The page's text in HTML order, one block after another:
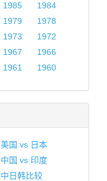
1985
1984
1979
1978
1973
1972
1967
1966
1961 1960
美国 vs 日本
中国 vs 印度
中日韩比较